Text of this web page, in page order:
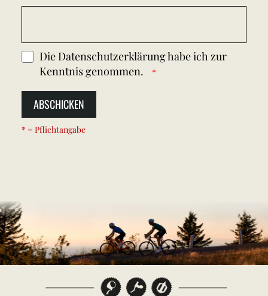
Die Datenschutzerklärunghabe ich zur
Kenntnis genommen.
ABSCHICKEN
* = Pflichtangabe